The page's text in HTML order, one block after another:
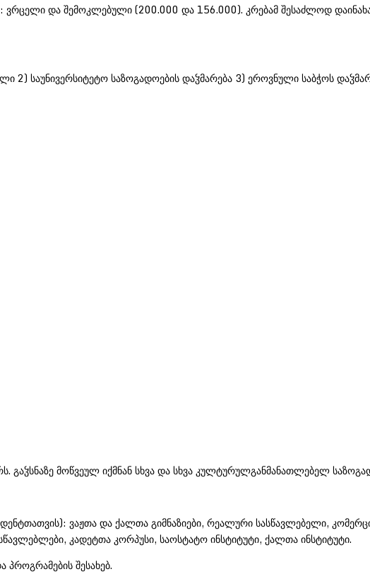
ვრცელი და შემოკლებული (200.000 და 156.000). კრებამ შესაძლოდ
2) საუნივერსიტეტო საზოგადოების დაჴმარება 3) ეროვნული საბჭოს
გაჴსნაზე მოწვეულ იქმნან სხვა და სხვა კულტურულგანმანათლებელ
ვაჟთა და ქალთა გიმნაზიები, რეალური სასწავლებელი,
კადეტთა კორპუსი, საოსტატო ინსტიტუტი, ქალთა ინსტიტუტი.
პროგრამების შესახებ.